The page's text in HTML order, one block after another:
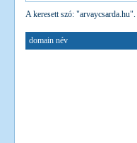
A keresett szó: "arvaycsarda.hu".
domain név